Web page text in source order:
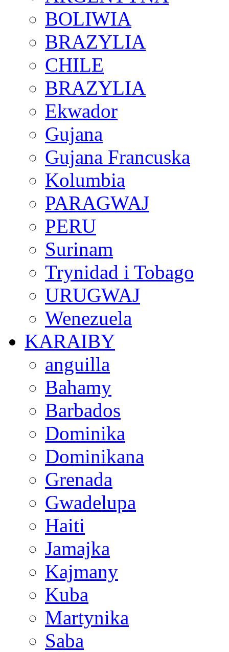
BOLIWIA
BRAZYLIA
CHILE
BRAZYLIA
Ekwador
Gujana
Gujana Francuska
Kolumbia
PARAGWAJ
PERU
Surinam
Trynidad i Tobago
URUGWAJ
Wenezuela
KARAIBY
anguilla
Bahamy
Barbados
Dominika
Dominikana
Grenada
Gwadelupa
Haiti
Jamajka
Kajmany
Kuba
Martynika
Saba